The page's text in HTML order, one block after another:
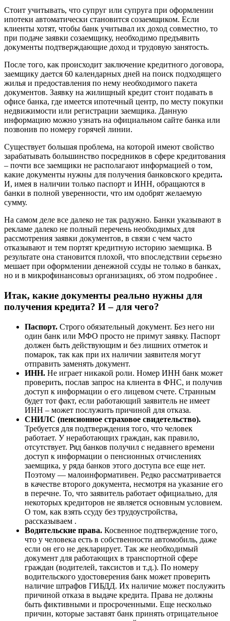
Стоит учитывать, что супруг или супруга при оформлении
ипотеки автоматически становится созаемщиком. Если
клиенты хотят, чтобы банк учитывал их доход совместно, то
при подаче заявки созаемщику, необходимо предъявить
документы подтверждающие доход и трудовую занятость.
После того, как происходит заключение кредитного договора,
заемщику дается 60 календарных дней на поиск подходящего
жилья и предоставления по нему необходимого пакета
документов. Заявку на жилищный кредит стоит подавать в
офисе банка, где имеется ипотечный центр, по месту покупки
недвижимости или регистрации заемщика. Данную
информацию можно узнать на официальном сайте банка или
позвонив по номеру горячей линии.
Существует большая проблема, на которой имеют свойство
зарабатывать большинство посредников в сфере кредитования
– почти все заемщики не располагают информацией о том,
какие документы нужны для получения банковского кредита.
И, имея в наличии только паспорт и ИНН, обращаются в
банки в полной уверенности, что им одобрят желаемую
сумму.
На самом деле все далеко не так радужно. Банки указывают в
рекламе далеко не полный перечень необходимых для
рассмотрения заявки документов, в связи с чем часто
отказывают и тем портят кредитную историю заемщика. В
результате она становится плохой, что впоследствии серьезно
мешает при оформлении денежной ссуды не только в банках,
но и в микрофинансовыз организациях, об этом подробнее .
Итак, какие документы реально нужны для
получения кредита? И – для чего?
Паспорт. Строго обязательный документ. Без него ни
один банк или МФО просто не примут заявку. Паспорт
должен быть действующим и без лишних отметок и
помарок, так как при их наличии заявителя могут
отправить заменять документ.
ИНН. Не играет никакой роли. Номер ИНН банк может
проверить, послав запрос на клиента в ФНС, и получив
доступ к информации о его лицевом счете. Странным
будет тот факт, если работающий заявитель не имеет
ИНН – может послужить причиной для отказа.
СНИЛС (пенсионное страховое свидетельство).
Требуется для подтверждения того, что человек
работает. У неработающих граждан, как правило,
отсутствует. Ряд банков получил с недавнего времени
доступ к информации о пенсионных отчислениях
заемщика, у ряда банков этого доступа все еще нет.
Поэтому — малоинформативен. Редко рассматривается
в качестве второго документа, несмотря на указание его
в перечне. То, что заявитель работает официально, для
некоторых кредиторов не является основным условием.
О том, как взять ссуду без трудоустройства,
рассказываем .
Водительские права. Косвенное подтверждение того,
что у человека есть в собственности автомобиль, даже
если он его не декларирует. Так же необходимый
документ для работающих в транспортной сфере
граждан (водителей, таксистов и т.д.). По номеру
водительского удостоверения банк может проверить
наличие штрафов ГИБДД. Их наличие может послужить
причиной отказа в выдаче кредита. Права не должны
быть фиктивными и просроченными. Еще несколько
причин, которые заставят банк принять отрицательное